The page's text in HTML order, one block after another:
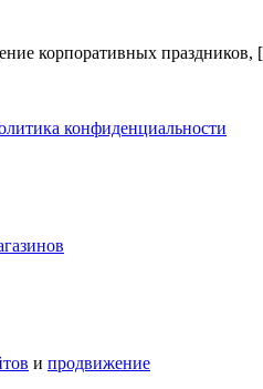
корпоративных праздников,
конфиденциальности
и продвижение